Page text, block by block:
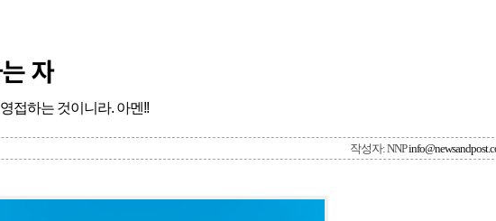
자
접하는 것이니라. 아멘!!
작성자: NNP